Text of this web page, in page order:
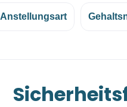
Anstellungsart